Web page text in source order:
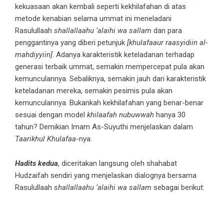
kekuasaan akan kembali seperti kekhilafahan di atas
metode kenabian selama ummat ini meneladani
Rasulullaah shallallaahu ‘alaihi wa sallam dan para
penggantinya yang diberi petunjuk [khulafaaur raasyidiin al-
mahdiyyiin]. Adanya karakteristik keteladanan terhadap
generasi terbaik ummat, semakin mempercepat pula akan
kemunculannya. Sebaliknya, semakin jauh dari karakteristik
keteladanan mereka, semakin pesimis pula akan
kemunculannya. Bukankah kekhilafahan yang benar-benar
sesuai dengan model khilaafah nubuwwah hanya 30
tahun? Demikian Imam As-Suyuthi menjelaskan dalam
Taarikhul Khulafaa-nya.
Hadits kedua, diceritakan langsung oleh shahabat
Hudzaifah sendiri yang menjelaskan dialognya bersama
Rasulullaah shallallaahu ‘alaihi wa sallam sebagai berikut: